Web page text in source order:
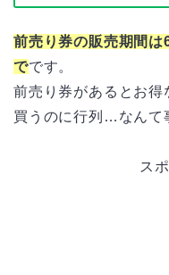
前売り券の販売期間は
でです。
前売り券があるとお得
買うのに行列…なんて
ス